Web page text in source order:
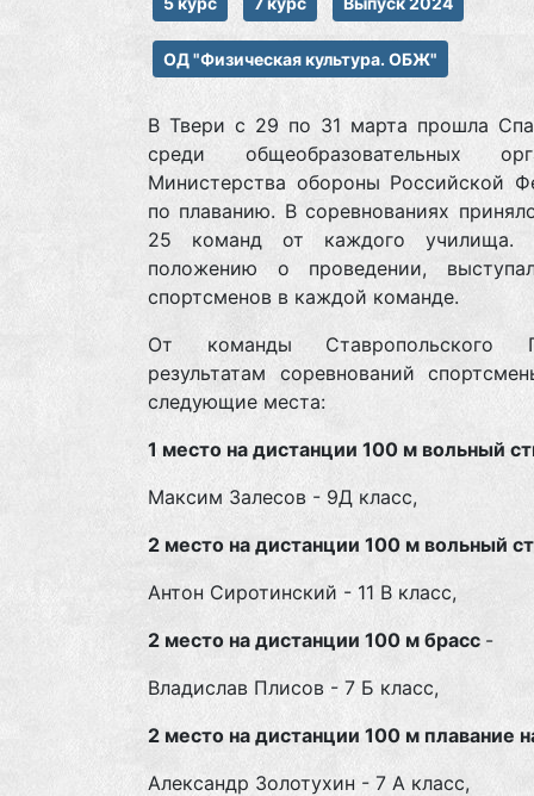
ОД "Физическая культура. ОБЖ"
В Твери с 29 по 31 марта прошла
среди общеобразовательных
Министерства обороны Российской
по плаванию. В соревнованиях
25 команд от каждого училища.
положению о проведении,
спортсменов в каждой команде.
От команды
результатам соревнований
следующие места:
1 место на дистанции 100 м вольный
Максим Залесов - 9Д класс,
2 место на дистанции 100 м вольный
Антон Сиротинский - 11 В класс,
2 место на дистанции 100 м брасс -
Владислав Плисов - 7 Б класс,
2 место на дистанции 100 м плавание
Александр Золотухин - 7 А класс,